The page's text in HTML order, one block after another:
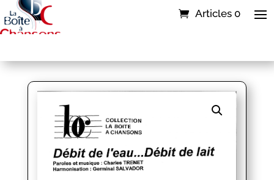
Articles 0